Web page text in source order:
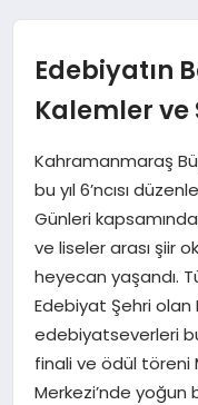
ÇAĞLAYANCERİT
BİZE ULAŞIN
GÖKSUN
TÜRKOĞLU
PAZARCIK
Edebiyatın
Kalemler ve
Kahramanmaraş
bu yıl 6’ncısı
Günleri
ve liseler arası şiir
heyecan yaşandı.
Edebiyat Şehri
edebiyatseverleri
finali ve ödül töreni
Merkezi’nde yoğun